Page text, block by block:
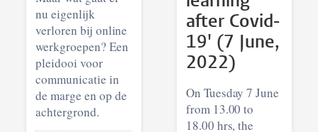
nu eigenlijk
verloren bij online
werkgroepen? Een
pleidooi voor
communicatie in
de marge en op de
achtergrond.
after Covid-
19' (7 June,
2022)
On Tuesday 7 June
from 13.00 to
18.00 hrs, the